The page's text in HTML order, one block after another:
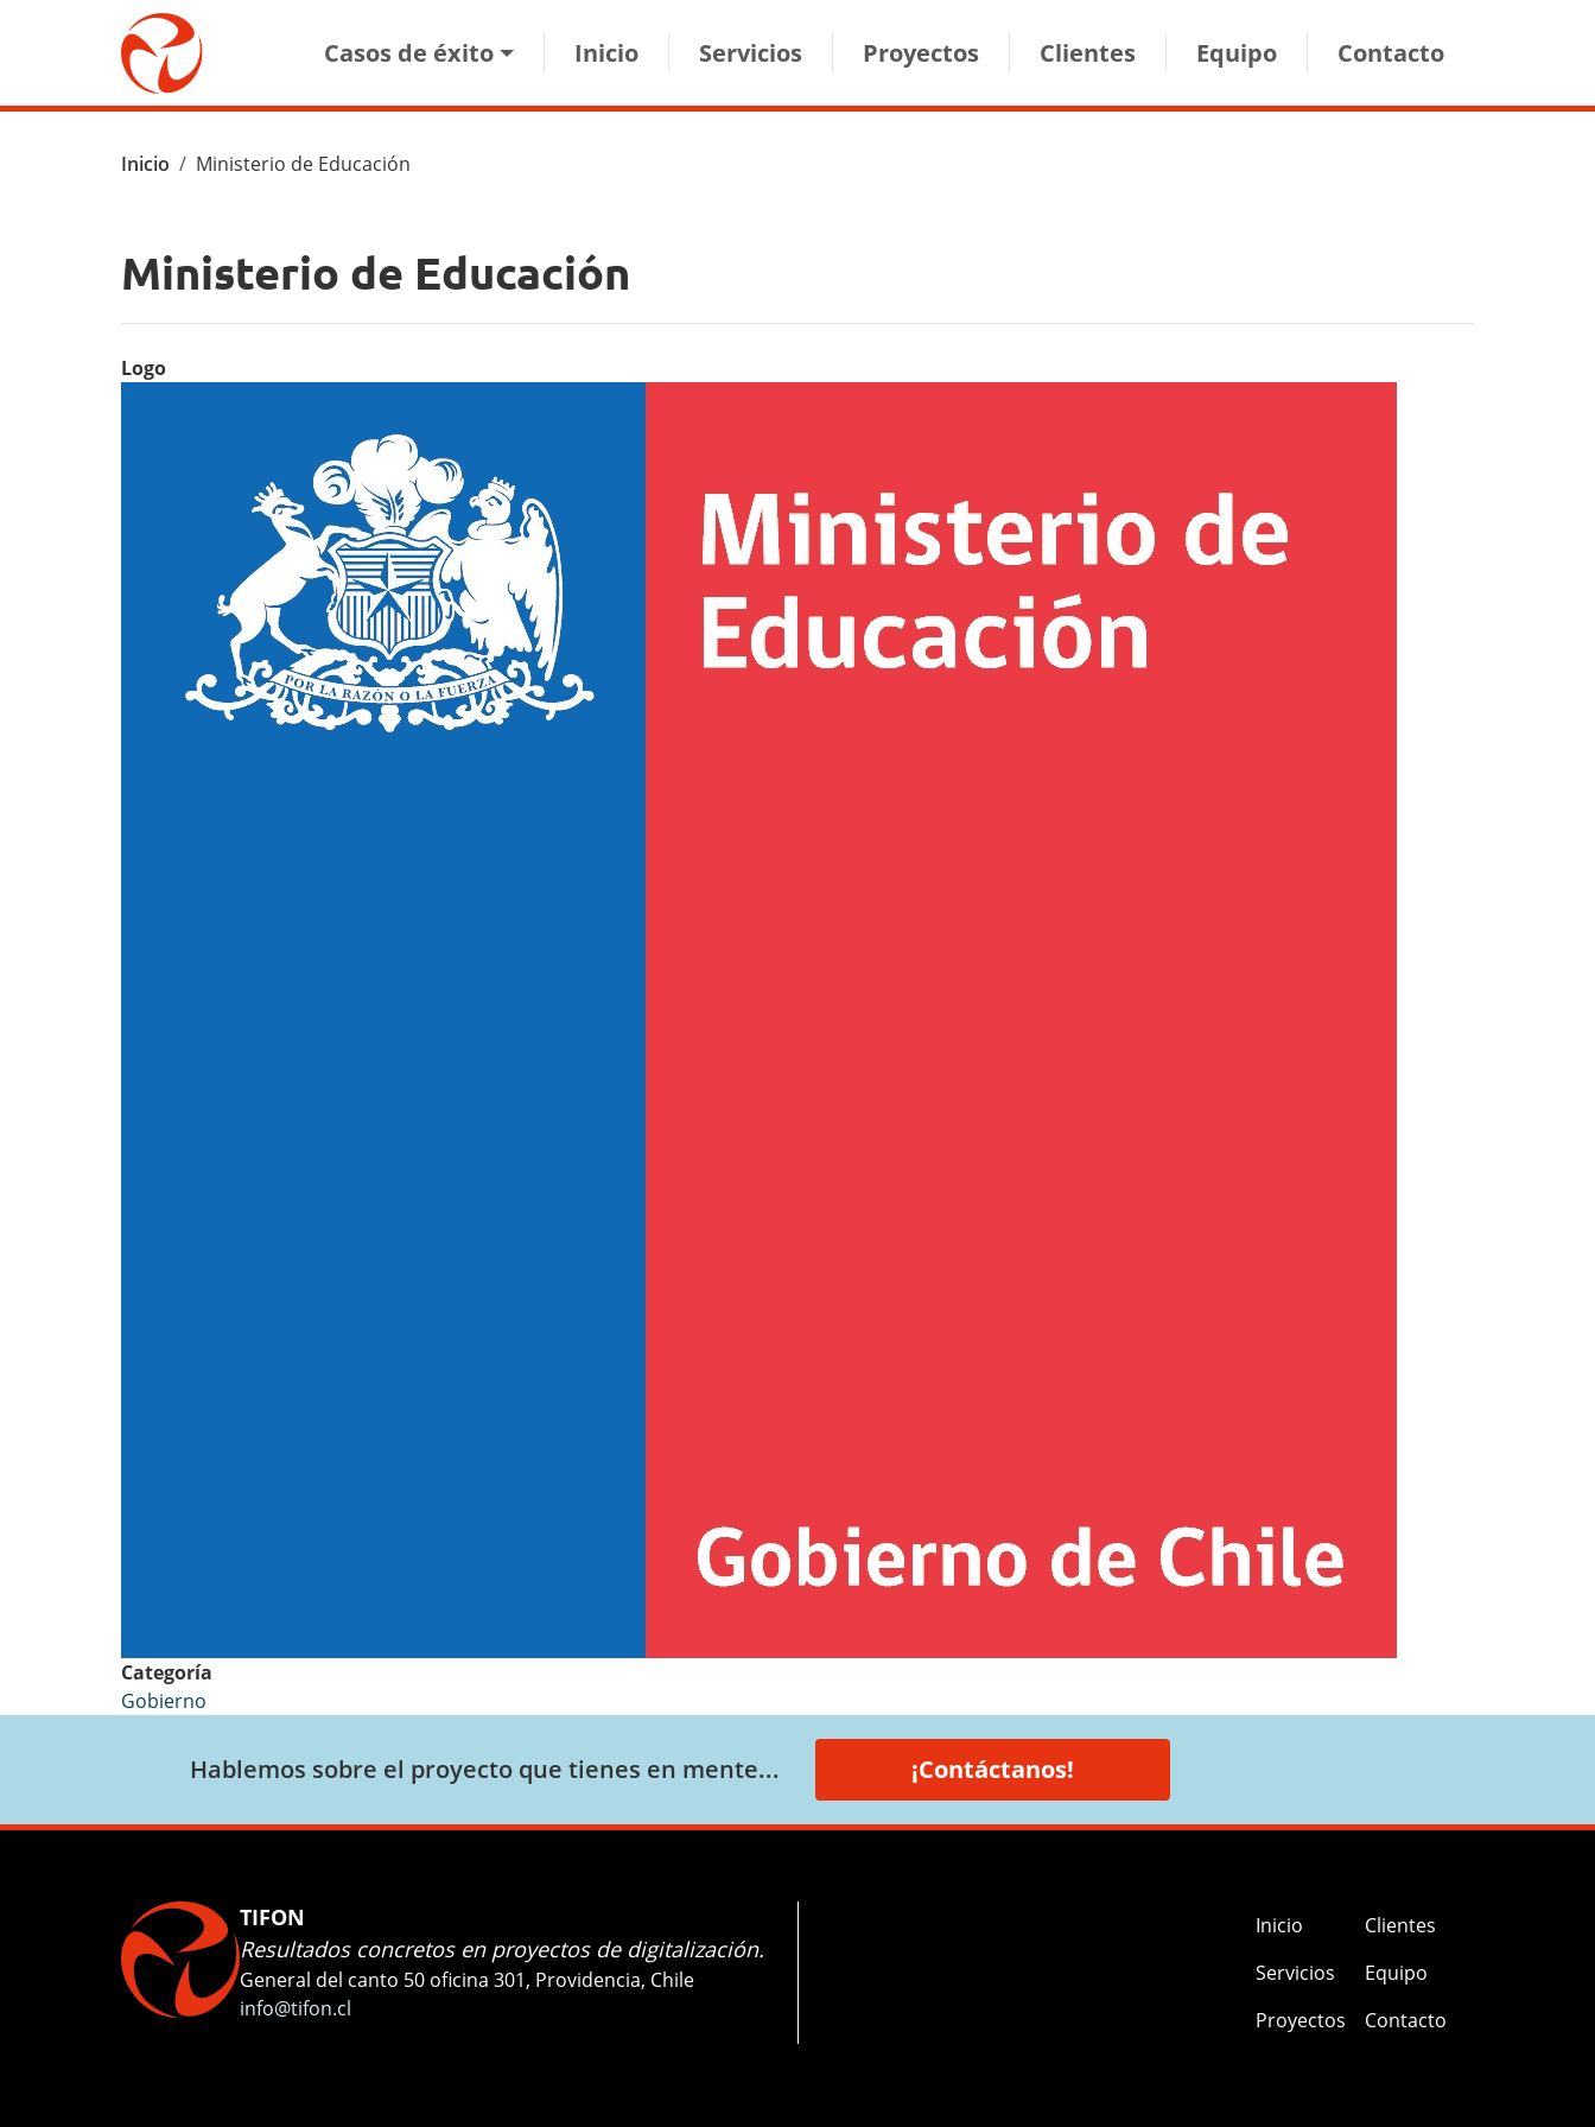
Pasar al contenido principal
Main navigation
Casos de éxito Inicio Servicios Proyectos Clientes Equipo Contacto
Ruta de navegación
Inicio Ministerio de Educación
Ministerio de Educación
Logo
Categoría
Gobierno
Hablemos sobre el proyecto que tienes en mente... ¡Contáctanos!
TIFON
Resultados concretos en proyectos de digitalización.
General del canto 50 oficina 301, Providencia, Chile
info@tifon.cl
Inicio
Servicios
Proyectos
Clientes
Equipo
Contacto